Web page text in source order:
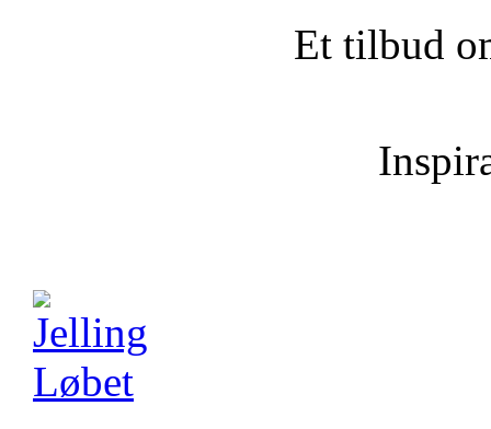
Et tilbud